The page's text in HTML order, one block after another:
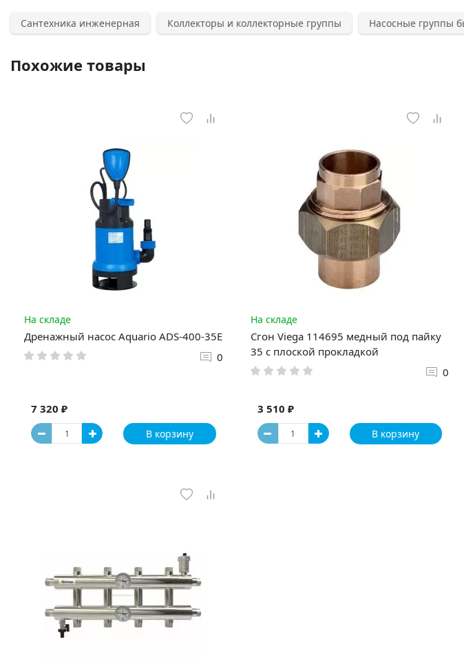
Сантехника инженерная Коллекторы и коллекторные группы Насосные группы
Похожие товары
На складе
Дренажный насос Aquario ADS-400-35Е
0
7 320 ₽
В корзину
На складе
Сгон Viega 114695 медный под пайку
35 с плоской прокладкой
0
3 510 ₽
В корзину